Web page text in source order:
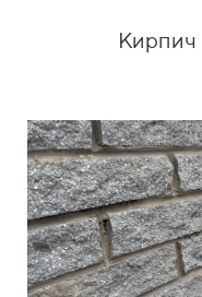
Кирпич